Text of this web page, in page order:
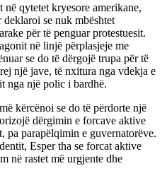
qytetet kryesore amerikane,
se nuk mbështet
për të penguar protestuesit.
në linjë përplasjeje me
se do të dërgojë trupa për të
një jave, të nxitura nga vdekja e
nga një polic i bardhë.
kërcënoi se do të përdorte një
dërgimin e forcave aktive
pa parapëlqimin e guvernatorëve.
Esper tha se forcat aktive
në rastet më urgjente dhe